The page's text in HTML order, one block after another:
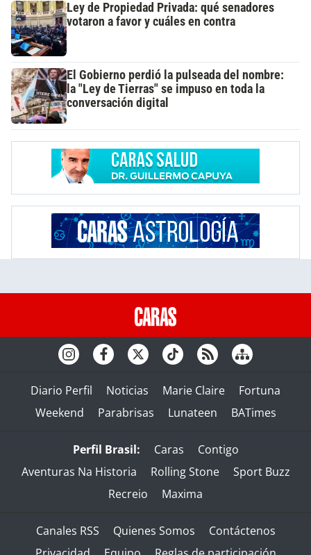
Ley de Propiedad Privada: qué senadores
votaron a favor y cuáles en contra
El Gobierno perdió la pulseada del nombre:
la "Ley de Tierras" se impuso en toda la
conversación digital
Diario Perfil Noticias Marie Claire
Fortuna
Weekend
Parabrisas Lunateen BATimes
Perfil Brasil: Caras
Contigo
Aventuras Na Historia
Rolling Stone
Sport Buzz
Recreio
Maxima
Canales RSS Quienes Somos
Contáctenos